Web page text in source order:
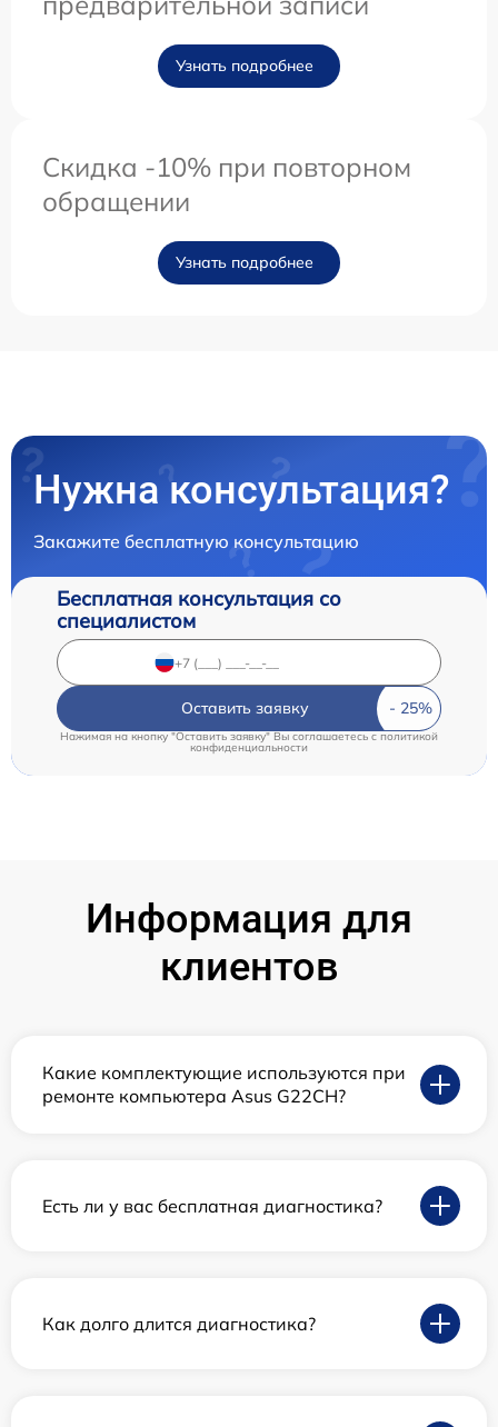
Узнать подробнее
Скидка -10% при повторном
обращении
Узнать подробнее
Нужна консультация?
Закажите бесплатную консультацию
Бесплатная консультация со
специалистом
Оставить заявку
Нажимая на кнопку "Оставить заявку" Вы соглашаетесь c политикой
конфиденциальности
Информация для
клиентов
Какие комплектующие используются при
ремонте компьютера Asus G22CH?
Есть ли у вас бесплатная диагностика?
Как долго длится диагностика?